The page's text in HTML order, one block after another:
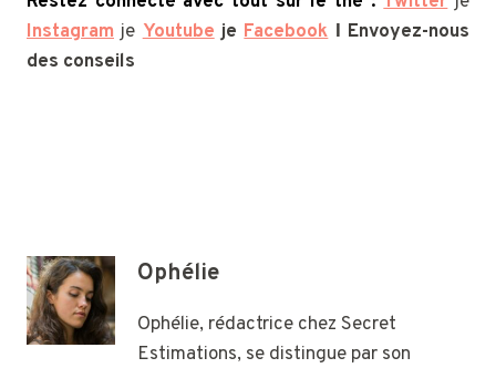
Instagram jeYoutubejeFacebookΙ Envoyez-nous
des conseils
Ophélie
Ophélie, rédactrice chez Secret
Estimations, se distingue par son